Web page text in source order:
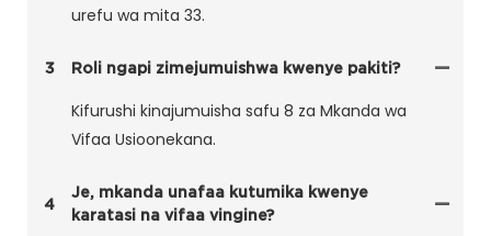
urefu wa mita 33.
3 Roli ngapi zimejumuishwa kwenye pakiti?
Kifurushi kinajumuisha safu 8 za Mkanda wa
Vifaa Usioonekana.
4
Je, mkanda unafaa kutumika kwenye
karatasi na vifaa vingine?